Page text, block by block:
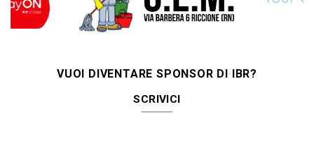
VUOI DIVENTARE SPONSOR DI IBR?
SCRIVICI